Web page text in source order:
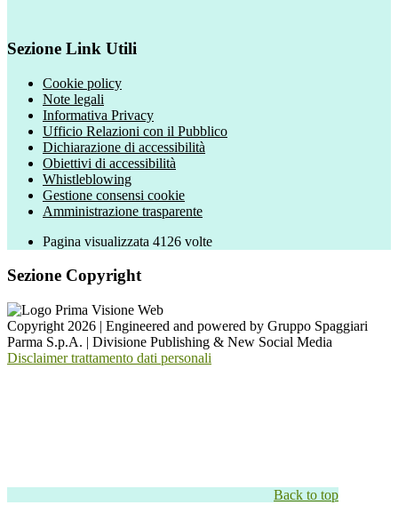
Sezione Link Utili
Cookie policy
Note legali
Informativa Privacy
Ufficio Relazioni con il Pubblico
Dichiarazione di accessibilità
Obiettivi di accessibilità
Whistleblowing
Gestione consensi cookie
Amministrazione trasparente
Pagina visualizzata 4126 volte
Sezione Copyright
Copyright 2026 | Engineered and powered by Gruppo Spaggiari
Parma S.p.A. | Divisione Publishing & New Social Media
Disclaimer trattamento dati personali
Back to top